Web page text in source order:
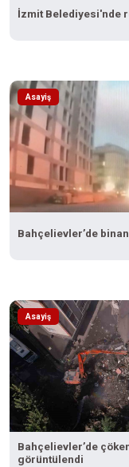
İzmit Belediyesi'nde
Asayiş
Bahçelievler’de
Asayiş
Bahçelievler’de
görüntülendi